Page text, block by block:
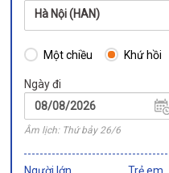
Hà Nội (HAN)
Một chiều Khứ hồi
Ngày đi
Âm lịch: Thứ bảy 26/6